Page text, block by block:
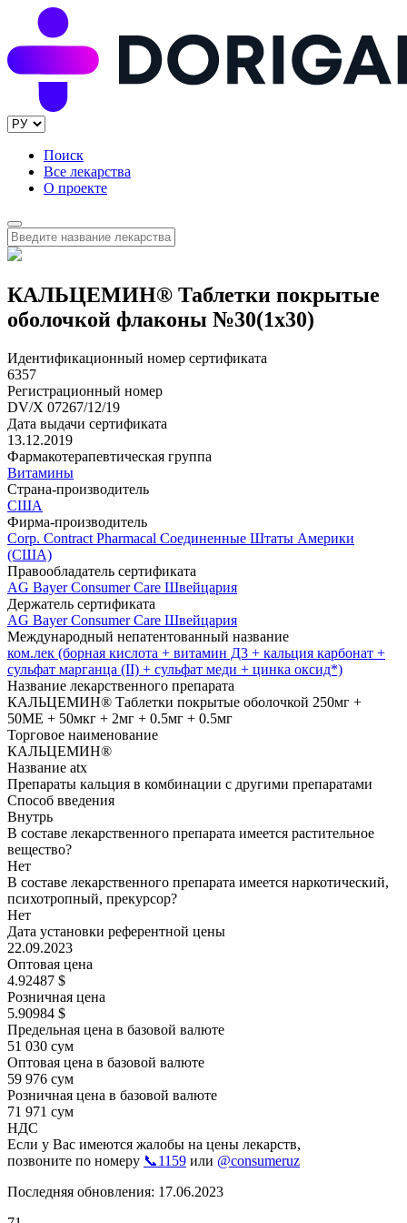
Поиск
Все лекарства
О проекте
КАЛЬЦЕМИН® Таблетки покрытые
оболочкой флаконы №30(1x30)
Идентификационный номер сертификата
6357
Регистрационный номер
DV/X 07267/12/19
Дата выдачи сертификата
13.12.2019
Фармакотерапевтическая группа
Витамины
Страна-производитель
США
Фирма-производитель
Corp. Contract Pharmacal Соединенные Штаты Америки
(США)
Правообладатель сертификата
AG Bayer Consumer Care Швейцария
Держатель сертификата
AG Bayer Consumer Care Швейцария
Международный непатентованный название
ком.лек (борная кислота + витамин Д3 + кальция карбонат +
сульфат марганца (II) + сульфат меди + цинка оксид*)
Название лекарственного препарата
КАЛЬЦЕМИН® Таблетки покрытые оболочкой 250мг +
50МЕ + 50мкг + 2мг + 0.5мг + 0.5мг
Торговое наименование
КАЛЬЦЕМИН®
Название atx
Препараты кальция в комбинации с другими препаратами
Способ введения
Внутрь
В составе лекарственного препарата имеется растительное
вещество?
Нет
В составе лекарственного препарата имеется наркотический,
психотропный, прекурсор?
Нет
Дата установки референтной цены
22.09.2023
Оптовая цена
4.92487 $
Розничная цена
5.90984 $
Предельная цена в базовой валюте
51 030 сум
Оптовая цена в базовой валюте
59 976 сум
Розничная цена в базовой валюте
71 971 сум
НДС
Если у Вас имеются жалобы на цены лекарств,
позвоните по номеру 📞1159 или @consumeruz
Последняя обновления: 17.06.2023